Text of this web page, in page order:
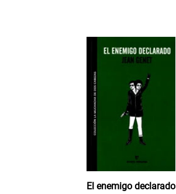
El enemigo declarado